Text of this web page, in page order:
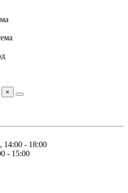
×
14:00 - 18:00
- 15:00